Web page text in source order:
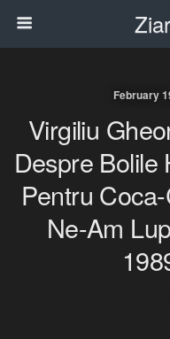
February
Virgiliu
Despre Bolile
Pentru
Ne-Am